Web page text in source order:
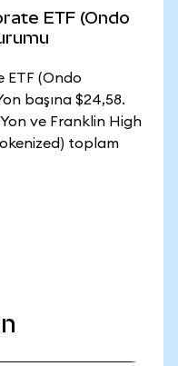
ETF (Ondo
ETF (Ondo
başına $24,58.
ve Franklin High
toplam